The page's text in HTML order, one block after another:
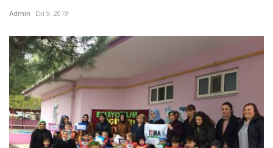
Admin Eki 9, 2019